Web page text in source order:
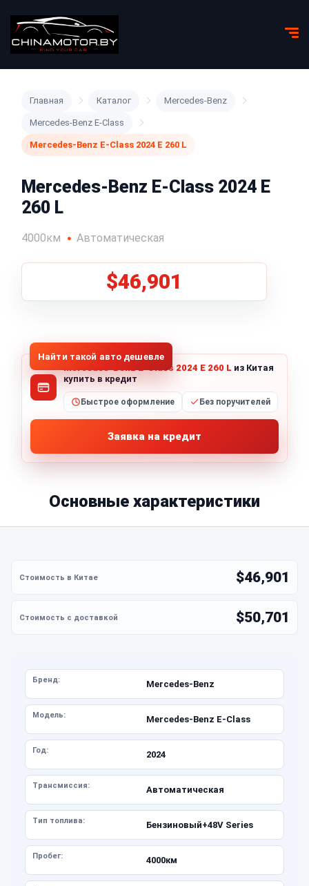
Главная Каталог Mercedes-Benz
Mercedes-Benz E-Class
Mercedes-Benz E-Class 2024 E 260 L
Mercedes-Benz E-Class 2024 E
260 L
4000км Автоматическая
$46,901
Найти такой авто дешевле
Mercedes-Benz E-Class 2024 E 260 L из Китая
купить в кредит
Быстрое оформление Без поручителей
Заявка на кредит
Основные характеристики
$46,901
$50,701
Бренд: Mercedes-Benz
Модель: Mercedes-Benz E-Class
Год: 2024
Трансмиссия: Автоматическая
Тип топлива: Бензиновый+48V Series
Пробег: 4000км